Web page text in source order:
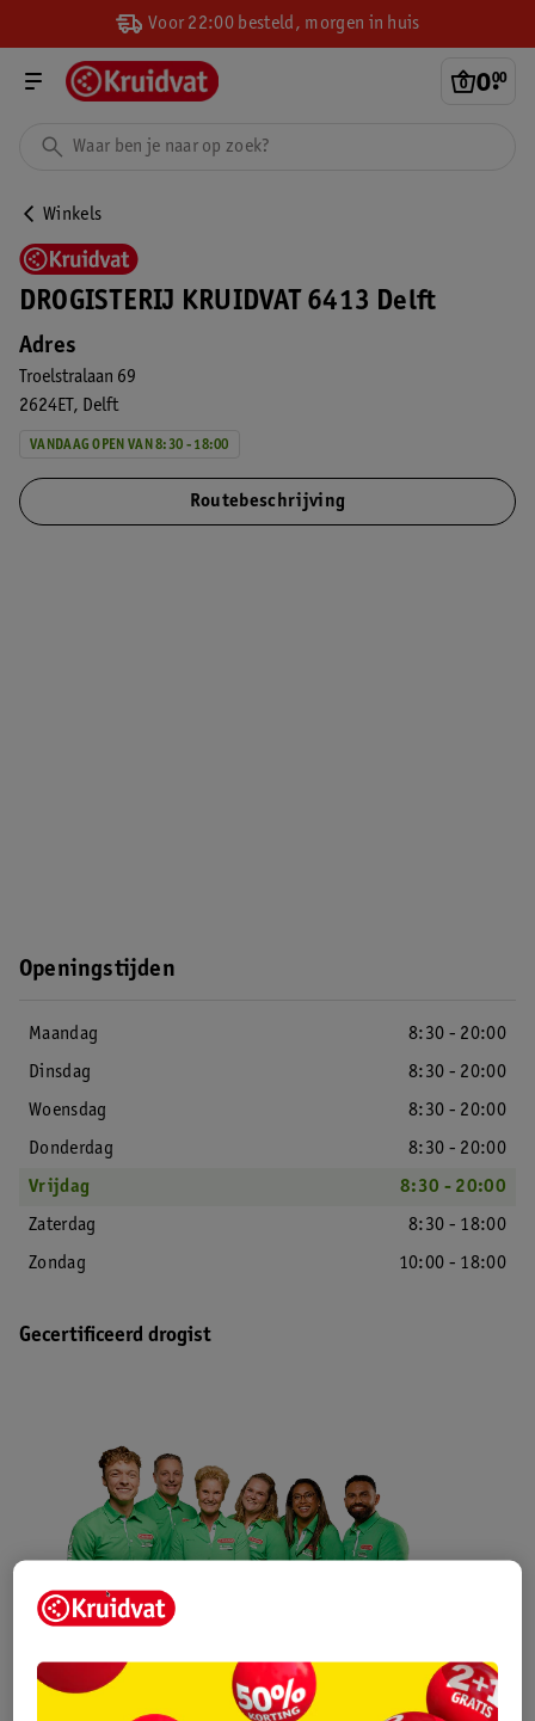
Voor 22:00 besteld, morgen in huis
0.
00
Winkels
DROGISTERIJ KRUIDVAT 6413 Delft
Adres
Troelstralaan 69
2624ET
Delft
VANDAAG OPEN VAN 8:30 - 18:00
Routebeschrijving
Openingstijden
Maandag
8:30 - 20:00
Dinsdag
8:30 - 20:00
Woensdag
8:30 - 20:00
Donderdag
8:30 - 20:00
Vrijdag
8:30 - 20:00
Zaterdag
8:30 - 18:00
Zondag
10:00 - 18:00
Gecertificeerd drogist